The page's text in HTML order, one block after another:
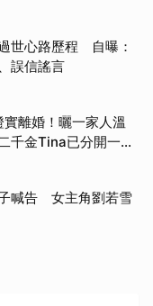
世心路歷程 自曝：
誤信謠言
離婚！曬一家人溫
千金Tina已分開一段
喊告 女主角劉若雪